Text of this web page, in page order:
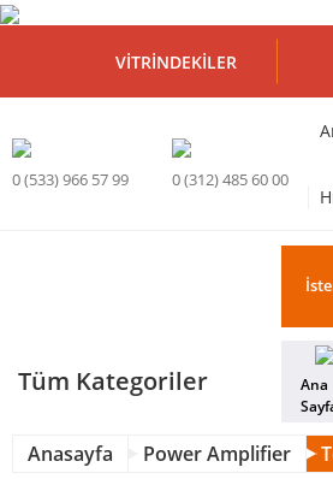
VITRINDEKILER
0 (533) 966 57 99 0 (312) 485 60 00
Tüm Kategoriler
Ana
Anasayfa Power Amplifier